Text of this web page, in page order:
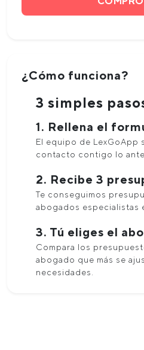
¿Cómo funciona?
3 simples
1. Rellena el
El equipo de LexGoApp
contacto contigo lo
2. Recibe 3
Te conseguimos
abogados especialistas
3. Tú eliges el
Compara los
abogado que más se
necesidades.